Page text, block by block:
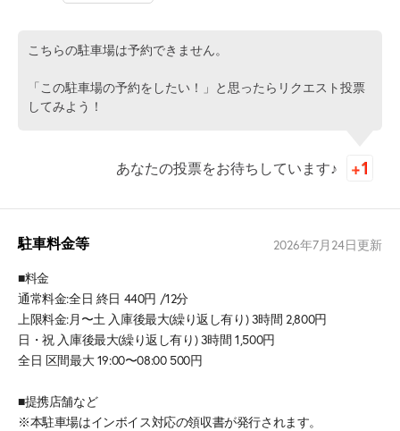
こちらの駐車場は予約できません。
「この駐車場の予約をしたい！」と思ったらリクエスト投票
してみよう！
あなたの投票をお待ちしています♪
駐車料金等 2026年7月24日更新
■料金
通常料金:全日 終日 440円 /12分
上限料金:月〜土 入庫後最大(繰り返し有り) 3時間 2,800円
日・祝 入庫後最大(繰り返し有り) 3時間 1,500円
全日 区間最大 19:00〜08:00 500円
■提携店舗など
※本駐車場はインボイス対応の領収書が発行されます。